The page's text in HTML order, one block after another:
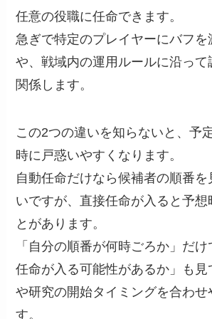
任意の役職に任命できます。
急ぎで特定のプレイヤーにバフを
や、戦域内の運用ルールに沿って
関係します。
この2つの違いを知らないと、予
時に戸惑いやすくなります。
自動任命だけなら候補者の順番
いですが、直接任命が入ると予想
とがあります。
「自分の順番が何時ごろか」だ
任命が入る可能性があるか」も見
や研究の開始タイミングを合わせ
す。